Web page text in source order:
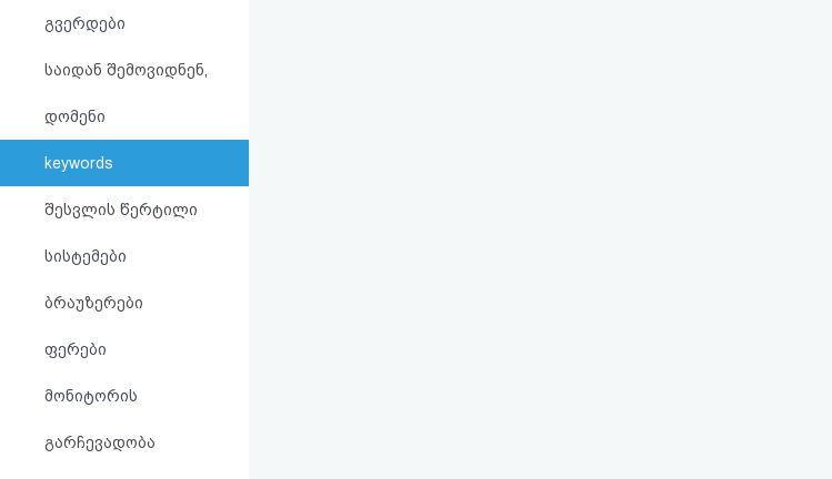
სალიცენზიო
შეთანხმება
გვერდები
საიდან შემოვიდნენ,
დომენი
keywords
შესვლის წერტილი
სისტემები
ბრაუზერები
ფერები
მონიტორის
გარჩევადობა